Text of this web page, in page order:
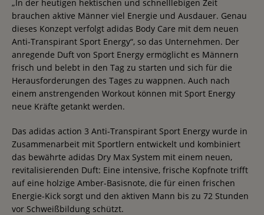
„In der heutigen hektischen und schnelllebigen Zeit
brauchen aktive Männer viel Energie und Ausdauer. Genau
dieses Konzept verfolgt adidas Body Care mit dem neuen
Anti-Transpirant Sport Energy“, so das Unternehmen. Der
anregende Duft von Sport Energy ermöglicht es Männern
frisch und belebt in den Tag zu starten und sich für die
Herausforderungen des Tages zu wappnen. Auch nach
einem anstrengenden Workout können mit Sport Energy
neue Kräfte getankt werden.
Das adidas action 3 Anti-Transpirant Sport Energy wurde in
Zusammenarbeit mit Sportlern entwickelt und kombiniert
das bewährte adidas Dry Max System mit einem neuen,
revitalisierenden Duft: Eine intensive, frische Kopfnote trifft
auf eine holzige Amber-Basisnote, die für einen frischen
Energie-Kick sorgt und den aktiven Mann bis zu 72 Stunden
vor Schweißbildung schützt.